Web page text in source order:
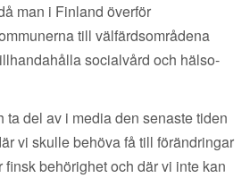
man i Finland överför
till välfärdsområdena
socialvård och hälso-
ta del av i media den senaste tiden
vi skulle behöva få till förändringar
finsk behörighet och där vi inte kan